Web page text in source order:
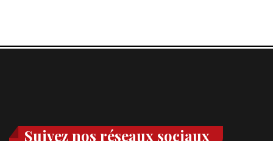
Suivez nos réseaux sociaux